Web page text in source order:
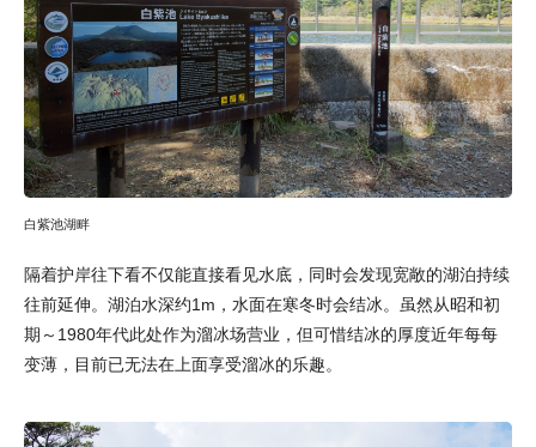
白紫池湖畔
隔着护岸往下看不仅能直接看见水底，同时会发现宽敞的湖泊持续
往前延伸。湖泊水深约1m，水面在寒冬时会结冰。虽然从昭和初
期～1980年代此处作为溜冰场营业，但可惜结冰的厚度近年每每
变薄，目前已无法在上面享受溜冰的乐趣。